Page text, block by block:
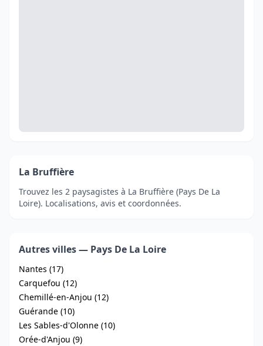
La Bruffière
Trouvez les 2 paysagistes à La Bruffière (Pays De La
Loire). Localisations, avis et coordonnées.
Autres villes — Pays De La Loire
Nantes (17)
Carquefou (12)
Chemillé-en-Anjou (12)
Guérande (10)
Les Sables-d'Olonne (10)
Orée-d'Anjou (9)